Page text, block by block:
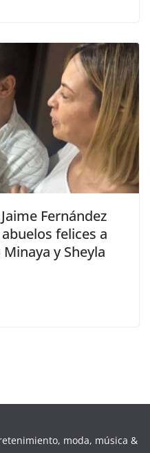
Fernández
felices a
y Sheyla
moda, música &